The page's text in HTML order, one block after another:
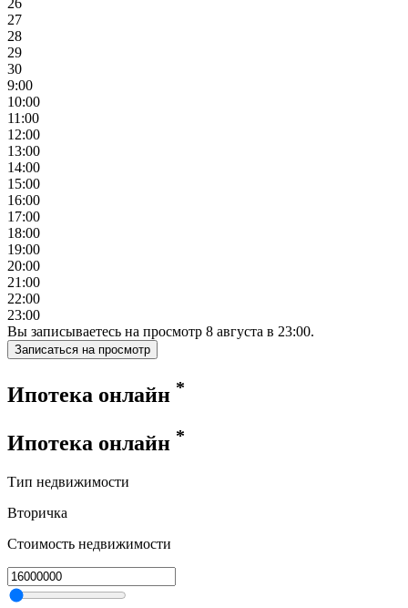
26
27
28
29
30
9:00
10:00
11:00
12:00
13:00
14:00
15:00
16:00
17:00
18:00
19:00
20:00
21:00
22:00
23:00
Вы записываетесь на просмотр 8 августа в 23:00.
Записаться на просмотр
Ипотека онлайн *
Ипотека онлайн *
Тип недвижимости
Вторичка
Стоимость недвижимости